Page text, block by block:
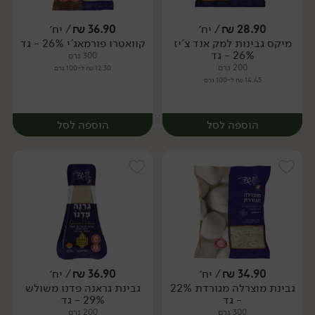
יח׳ יח׳
28.90
₪/ יח׳
מיקס גבינות למק אנד צ'יז
26% - גד
200 גרם
14.45 ₪ ל-100 גרם
הוספה לסל
יח׳
36.90
₪/ יח׳
קוואטרו פורמאג'י 26% - גד
300 גרם
12.30 ₪ ל-100 גרם
הוספה לסל
יח׳
34.90
₪/ יח׳
גבינת מוצרלה מגורדת 22%
- גד
300 גרם
36.90
₪/ יח׳
גבינת גראנה פדנו משולש
29% - גד
200 גרם